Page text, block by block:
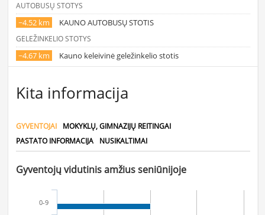
AUTOBUSŲ STOTYS
~4.52 km KAUNO AUTOBUSŲ STOTIS
GELEŽINKELIO STOTYS
~4.67 km Kauno keleivinė geležinkelio stotis
Kita informacija
GYVENTOJAI
MOKYKLŲ, GIMNAZIJŲ REITINGAI
PASTATO INFORMACIJA
NUSIKALTIMAI
Gyventojų vidutinis amžius seniūnijoje
0-9